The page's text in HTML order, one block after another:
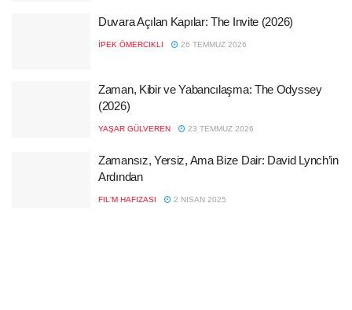
Duvara Açılan Kapılar: The Invite (2026)
İPEK ÖMERCIKLI 26 TEMMUZ 2026
Zaman, Kibir ve Yabancılaşma: The Odyssey
(2026)
YAŞAR GÜLVEREN 23 TEMMUZ 2026
Zamansız, Yersiz, Ama Bize Dair: David Lynch’in
Ardından
FIL'M HAFIZASI 2 NISAN 2025